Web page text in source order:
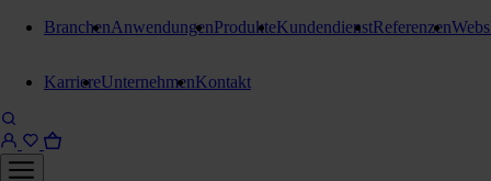
BranchenAnwendungenProdukteKundendienstReferenzen
KarriereUnternehmenKontakt
Kiehl Rivas
10 Liter Kanister